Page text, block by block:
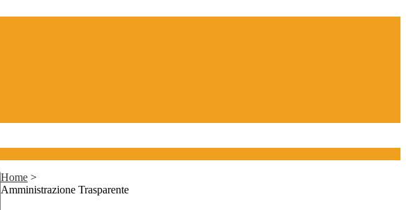
Home >
Amministrazione Trasparente